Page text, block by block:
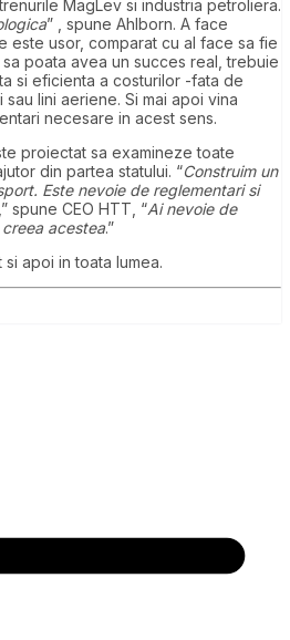
MagLev si industria petroliera.
” , spune Ahlborn. A face
este usor, comparat cu al face sa fie
poata avea un succes real, trebuie
si eficienta a costurilor -fata de
lini aeriene. Si mai apoi vina
necesare in acest sens.
proiectat sa examineze toate
din partea statului. “Construim un
Este nevoie de reglementari si
,” spune CEO HTT, “Ai nevoie de
acestea.”
si apoi in toata lumea.